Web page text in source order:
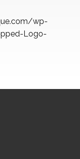
wp-
Logo-